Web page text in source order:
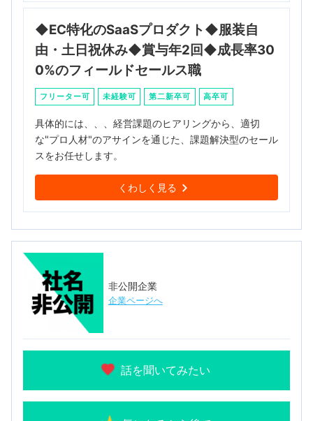
◆EC特化のSaaSプロダクト◆服装自
由・土日祝休み◆賞与年2回◆成長率30
0%のフィールドセールス職
フリーター可 未経験可 第二新卒可 高卒可
具体的には、、、経営課題のヒアリングから、適切
な"プロ人材"のアサインを通じた、課題解決型のセール
スをお任せします。
くわしく見る
非公開企業
企業ページへ
話を聞いてみたい